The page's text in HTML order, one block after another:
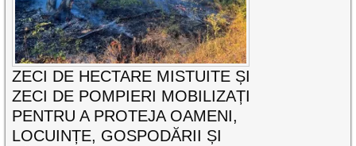
ZECI DE HECTARE MISTUITE ȘI
ZECI DE POMPIERI MOBILIZAȚI
PENTRU A PROTEJA OAMENI,
LOCUINȚE, GOSPODĂRII ȘI